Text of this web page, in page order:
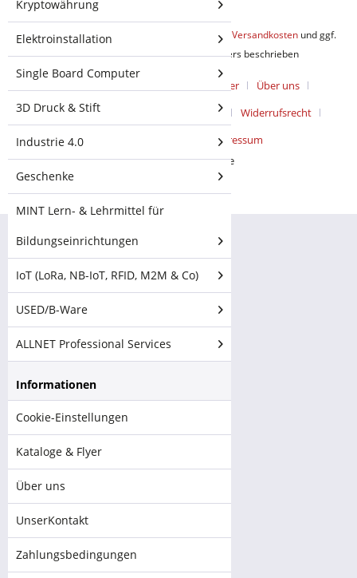
Kryptowährung
Elektroinstallation
Single Board Computer
3D Druck & Stift
Industrie 4.0
Geschenke
MINT Lern- & Lehrmittel für
Bildungseinrichtungen
IoT (LoRa, NB-IoT, RFID, M2M & Co)
USED/B-Ware
ALLNET Professional Services
Informationen
Cookie-Einstellungen
Kataloge & Flyer
Über uns
UnserKontakt
Zahlungsbedingungen
* Alle Preise inkl. gesetzl. Mehrwertsteuer zzgl. Versandkosten und ggf.
Nachnahmegebühren, wenn nicht anders beschrieben
Kataloge & Flyer
Über uns
UnserKontakt
Zahlungsbedingungen
Widerrufsrecht
Impressum
Realisiert mit Shopware